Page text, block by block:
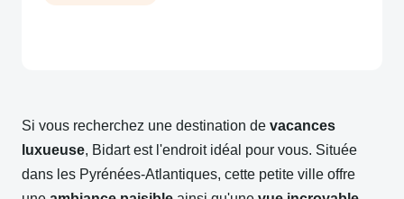
Si vous recherchez une destination de vacances
luxueuse, Bidart est l'endroit idéal pour vous. Située
dans les Pyrénées-Atlantiques, cette petite ville offre